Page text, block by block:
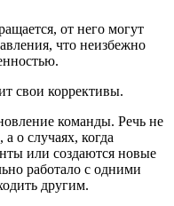
от него могут
что неизбежно
свои коррективы.
команды. Речь не
о случаях, когда
или создаются новые
работало с одними
другим.